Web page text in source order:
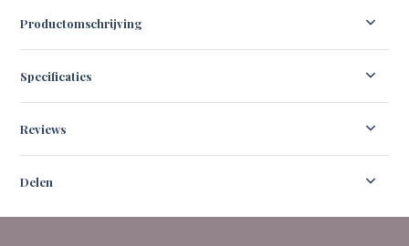
Productomschrijving
Specificaties
Reviews
Delen